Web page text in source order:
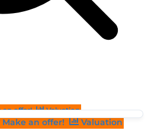
an offer! Valuation
Make an offer!
Valuation